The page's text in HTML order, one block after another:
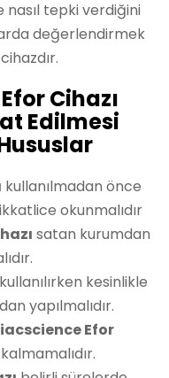
nasıl tepki verdiğini
değerlendirmek
Cihazı
Edilmesi
kullanılmadan önce
okunmalıdır
satan kurumdan
kullanılırken kesinlikle
yapılmalıdır.
Efor